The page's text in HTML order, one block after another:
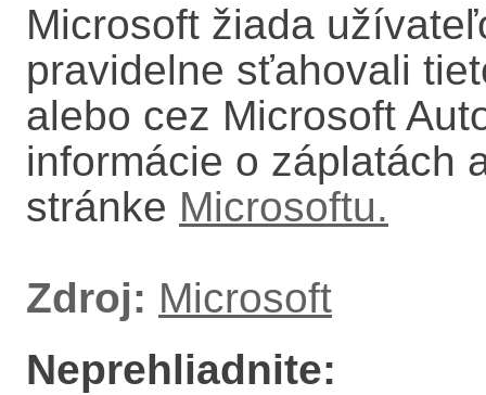
Microsoft žiada
pravidelne sťahovali
alebo cez Microsoft
informácie o záplatách
stránke Microsoftu.
Zdroj: Microsoft
Neprehliadnite: